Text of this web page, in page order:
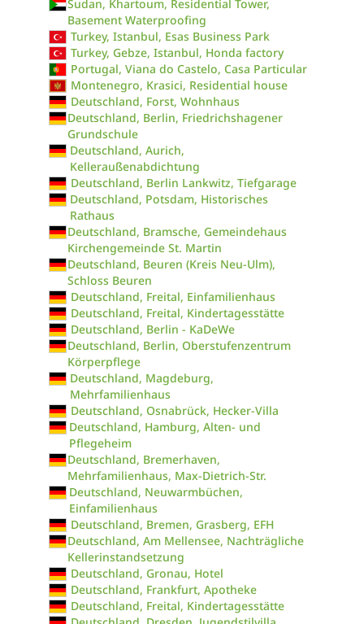
Sudan, Khartoum, Residential Tower,
Basement Waterproofing
Turkey, Istanbul, Esas Business Park
Turkey, Gebze, Istanbul, Honda factory
Portugal, Viana do Castelo, Casa Particular
Montenegro, Krasici, Residential house
Deutschland, Forst, Wohnhaus
Deutschland, Berlin, Friedrichshagener
Grundschule
Deutschland, Aurich,
Kelleraußenabdichtung
Deutschland, Berlin Lankwitz, Tiefgarage
Deutschland, Potsdam, Historisches
Rathaus
Deutschland, Bramsche, Gemeindehaus
Kirchengemeinde St. Martin
Deutschland, Beuren (Kreis Neu-Ulm),
Schloss Beuren
Deutschland, Freital, Einfamilienhaus
Deutschland, Freital, Kindertagesstätte
Deutschland, Berlin - KaDeWe
Deutschland, Berlin, Oberstufenzentrum
Körperpflege
Deutschland, Magdeburg,
Mehrfamilienhaus
Deutschland, Osnabrück, Hecker-Villa
Deutschland, Hamburg, Alten- und
Pflegeheim
Deutschland, Bremerhaven,
Mehrfamilienhaus, Max-Dietrich-Str.
Deutschland, Neuwarmbüchen,
Einfamilienhaus
Deutschland, Bremen, Grasberg, EFH
Deutschland, Am Mellensee, Nachträgliche
Kellerinstandsetzung
Deutschland, Gronau, Hotel
Deutschland, Frankfurt, Apotheke
Deutschland, Freital, Kindertagesstätte